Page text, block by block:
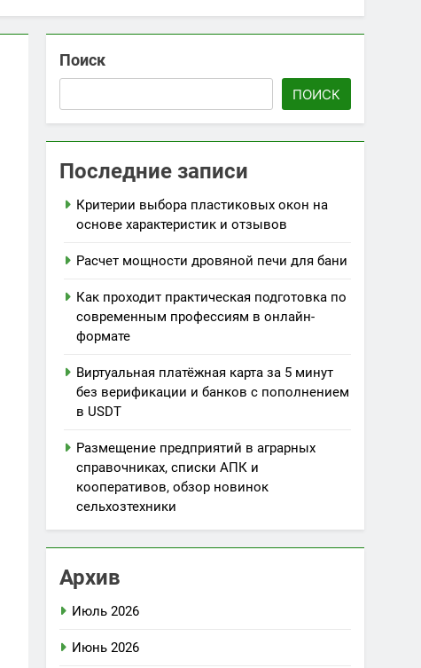
Поиск
ПОИСК
Последние записи
Критерии выбора пластиковых окон на
основе характеристик и отзывов
Расчет мощности дровяной печи для бани
Как проходит практическая подготовка по
современным профессиям в онлайн-
формате
Виртуальная платёжная карта за 5 минут
без верификации и банков с пополнением
в USDT
Размещение предприятий в аграрных
справочниках, списки АПК и
кооперативов, обзор новинок
сельхозтехники
Архив
Июль 2026
Июнь 2026